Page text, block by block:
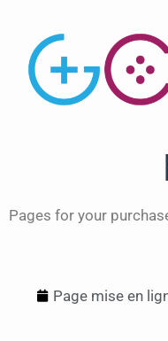
Pages for your
Page mise en